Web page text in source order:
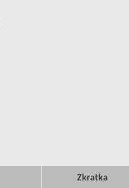
Zkratka